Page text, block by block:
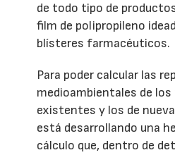
de todo tipo de
film de polipropileno
blísteres farmacéuticos.
Para poder calcular las
medioambientales de
existentes y los de
está desarrollando una
cálculo que, dentro de